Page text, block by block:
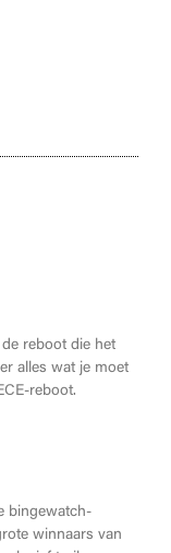
reboot die het
alles wat je moet
reboot.
bingewatch-
winnaars van